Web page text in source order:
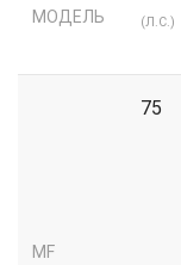
МОДЕЛЬ (Л.С.)
MF
75